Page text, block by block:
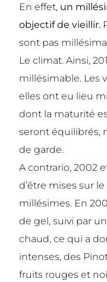
En effet, un
objectif de vieillir.
sont pas
Le climat. Ainsi,
millésimable. Les
elles ont eu lieu
dont la maturité
seront équilibrés,
de garde.
A contrario, 2002
d’être mises sur
millésimes. En
de gel, suivi par
chaud, ce qui a
intenses, des
fruits rouges et